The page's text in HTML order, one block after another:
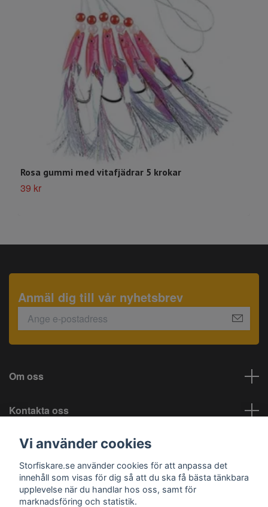
Rosa gummi med vitafjädrar 5 krokar
39 kr
Anmäl dig till vår nyhetsbrev
Om oss
Kontakta oss
Information
Sociala medier
Vi använder cookies
Storfiskare.se använder cookies för att anpassa det
innehåll som visas för dig så att du ska få bästa tänkbara
upplevelse när du handlar hos oss, samt för
marknadsföring och statistik.